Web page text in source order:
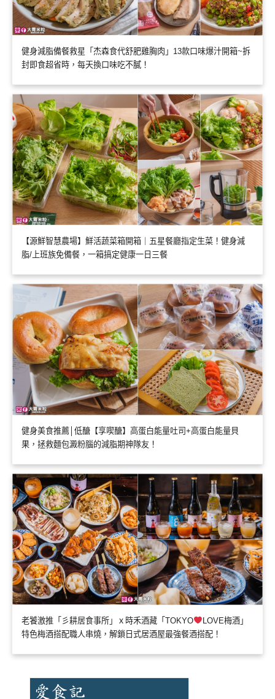
健身減脂備餐救星「杰森食代舒肥雞胸肉」13款口味爆汁開箱~拆
封即食超省時，每天換口味吃不膩！
【源鮮智慧農場】鮮活蔬菜箱開箱｜五星餐廳指定生菜！健身減
脂/上班族免備餐，一箱搞定健康一日三餐
健身美食推薦│低醣【享喫醣】高蛋白能量吐司+高蛋白能量貝
果，拯救麵包澱粉腦的減脂期神隊友！
老饕激推「彡耕居食事所」ｘ時禾酒藏「TOKYO
LOVE梅酒」
特色梅酒搭配職人串燒，解鎖日式居酒屋最強餐酒搭配！